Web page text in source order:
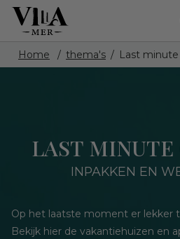
Home thema's Last minute
LAST
INPAKKEN EN
Op het laatste moment er lekker
Bekijk hier de vakantiehuizen en